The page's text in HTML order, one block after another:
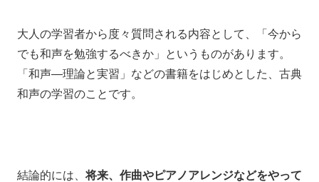
大人の学習者から度々質問される内容として、
「今から
でも和声を勉強するべきか」
というものがあります。
「 和声―理論と実習」 などの書籍をはじめとした、古典
和声の学習のことです。
結論的には、将来、作曲やピアノアレンジなどをやって